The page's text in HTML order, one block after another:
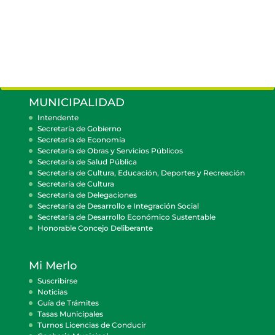
MUNICIPALIDAD
Intendente
Secretaría de Gobierno
Secretaría de Economía
Secretaría de Obras y Servicios Públicos
Secretaría de Salud Pública
Secretaría de Cultura, Educación, Deportes y Recreación
Secretaría de Cultura
Secretaría de Delegaciones
Secretaría de Desarrollo e Integración Social
Secretaría de Desarrollo Económico Sustentable
Honorable Concejo Deliberante
Mi Merlo
Suscribirse
Noticias
Guía de Trámites
Tasas Municipales
Turnos Licencias de Conducir